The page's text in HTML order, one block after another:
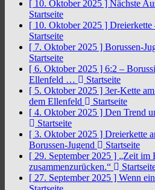
[ 10. Oktober 2025 ] Nächste
Startseite
[ 10. Oktober 2025 ] Dreierkette
Startseite
[ 7. Oktober 2025 ] Borussen-
Startseite
[ 6. Oktober 2025 ] 6:2 –
Ellenfeld …
Startseite
[ 5. Oktober 2025 ] 3er-Kette
dem Ellenfeld
Startseite
[ 4. Oktober 2025 ] Den Trend
Startseite
[ 3. Oktober 2025 ] Dreierkette
Borussen-Jugend
Startseite
[ 29. September 2025 ] „Zeit im
zusammenzurücken.“
[ 27. September 2025 ] Wenn